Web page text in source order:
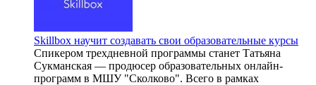
Skillbox научит создавать свои образовательные курсы
Спикером трехдневной программы станет Татьяна
Сукманская — продюсер образовательных онлайн-
программ в МШУ "Сколково". Всего в рамках